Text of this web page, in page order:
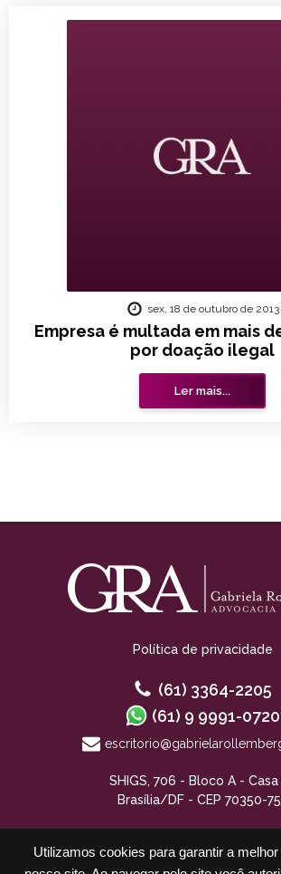
Utilizamos cookies para garantir a
Empresa é multada em mais
por doação ilegal
sex, 18 de outubro de 2013
Ler mais...
Política de privacidade
(61) 3364-2205
(61) 9 9991-0720
SHIGS, 706 - Bloco A - Casa
Brasília/DF - CEP 70350-